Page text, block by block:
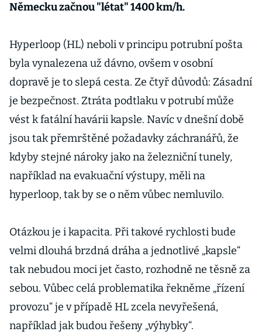
Německu začnou "létat" 1400 km/h.
Hyperloop (HL) neboli v principu potrubní pošta
byla vynalezena už dávno, ovšem v osobní
dopravě je to slepá cesta. Ze čtyř důvodů: Zásadní
je bezpečnost. Ztráta podtlaku v potrubí může
vést k fatální havárii kapsle. Navíc v dnešní době
jsou tak přemrštěné požadavky záchranářů, že
kdyby stejné nároky jako na železniční tunely,
například na evakuační výstupy, měli na
hyperloop, tak by se o něm vůbec nemluvilo.
Otázkou je i kapacita. Při takové rychlosti bude
velmi dlouhá brzdná dráha a jednotlivé „kapsle“
tak nebudou moci jet často, rozhodně ne těsně za
sebou. Vůbec celá problematika řekněme „řízení
provozu“ je v případě HL zcela nevyřešená,
například jak budou řešeny „výhybky“.